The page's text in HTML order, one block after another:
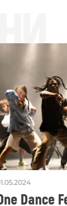
Dance